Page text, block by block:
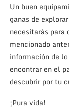
Un buen
ganas de
necesitarás para
mencionado
información de
encontrar en el
descubrir por tu
¡Pura vida!